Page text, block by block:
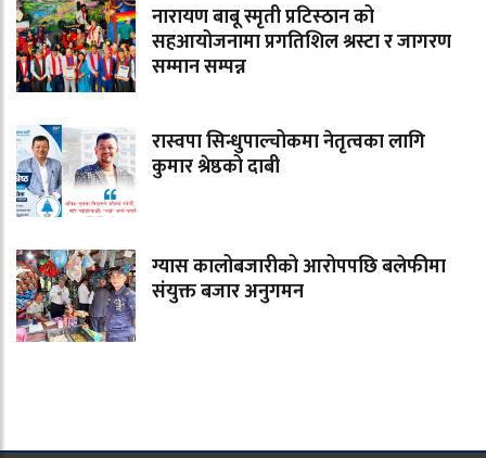
नारायण बाबू स्मृती प्रटिस्ठान को
सहआयोजनामा प्रगतिशिल श्रस्टा र जागरण
सम्मान सम्पन्न
रास्वपा सिन्धुपाल्चोकमा नेतृत्वका लागि
कुमार श्रेष्ठको दाबी
ग्यास कालोबजारीको आरोपपछि बलेफीमा
संयुक्त बजार अनुगमन